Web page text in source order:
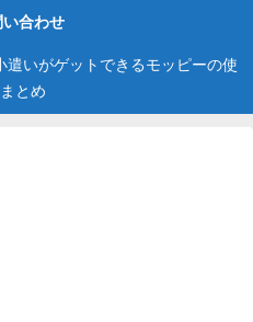
合わせ
遣いがゲットできるモッピーの使
とめ